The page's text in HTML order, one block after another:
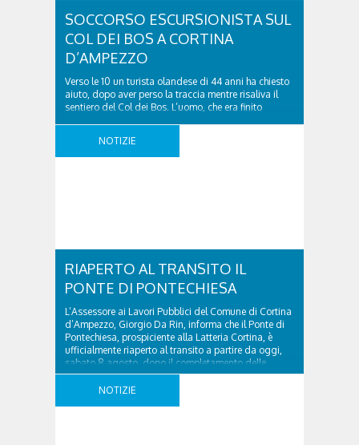
SOCCORSO ESCURSIONISTA SUL
COL DEI BOS A CORTINA
D’AMPEZZO
Verso le 10 un turista olandese di 44 anni ha chiesto
aiuto, dopo aver perso la traccia mentre risaliva il
sentiero del Col dei Bos. L’uomo, che era finito
Torri del Falzarego, era riuscito a mandare le
coordinate ..
NOTIZIE
RIAPERTO AL TRANSITO IL
PONTE DI PONTECHIESA
L’Assessore ai Lavori Pubblici del Comune di Cortina
d’Ampezzo, Giorgio Da Rin, informa che il Ponte di
Pontechiesa, prospiciente alla Latteria Cortina, è
ufficialmente riaperto al transito a partire da oggi,
sabato 8 agosto, dopo il completamento delle
verifiche e il positivo collaudo dell’opera. Il ponte ha
infatti superato tutte le procedure di collaudo
NOTIZIE